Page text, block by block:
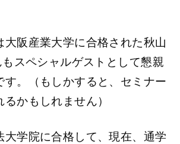
大阪産業大学に合格された秋山
スペシャルゲストとして懇親
す。（もしかすると、セミナー
かもしれません）
大学院に合格して、現在、通学